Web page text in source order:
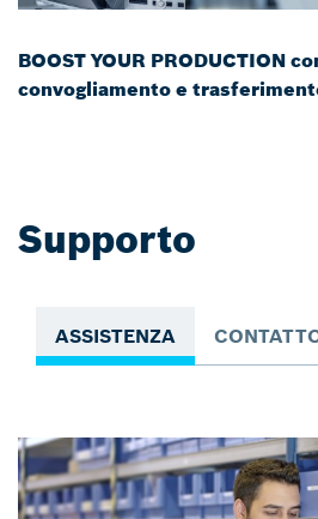
BOOST YOUR PRODUCTION
convogliamento e
Supporto
ASSISTENZA